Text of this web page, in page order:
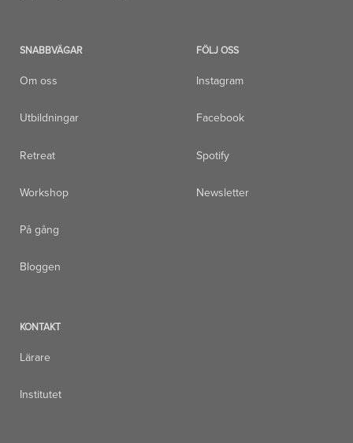
SNABBVÄGAR
Om oss
Utbildningar
Retreat
Workshop
På gång
Bloggen
FÖLJ OSS
Instagram
Facebook
Spotify
Newsletter
KONTAKT
Lärare
Institutet